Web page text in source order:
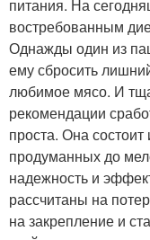
питания. На
востребованным
Однажды один из
ему сбросить
любимое мясо. И
рекомендации
проста. Она
продуманных до
надежность и
рассчитаны на
на закрепление и